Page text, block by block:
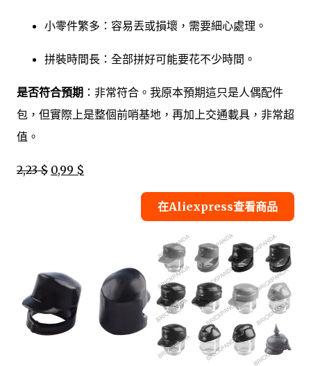
小零件繁多：容易丟或損壞，需要細心處理。
拼裝時間長：全部拼好可能要花不少時間。
是否符合預期 ：非常符合。我原本預期這只是人偶配件
包，但實際上是整個前哨基地，再加上交通載具，非常超
值。
2,23 $ 0,99 $
在Aliexpress查看商品